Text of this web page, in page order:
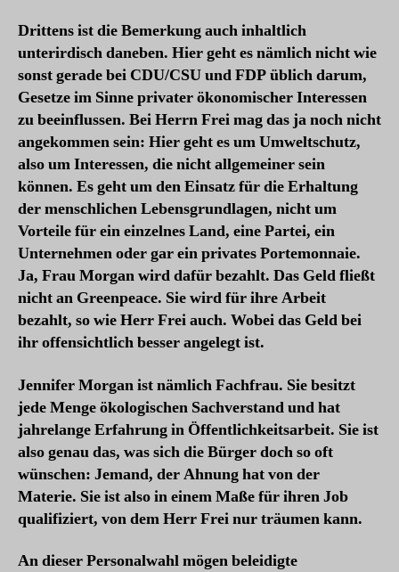
Drittens ist die Bemerkung auch inhaltlich
unterirdisch daneben. Hier geht es nämlich nicht wie
sonst gerade bei CDU/CSU und FDP üblich darum,
Gesetze im Sinne privater ökonomischer Interessen
zu beeinflussen. Bei Herrn Frei mag das ja noch nicht
angekommen sein: Hier geht es um Umweltschutz,
also um Interessen, die nicht allgemeiner sein
können. Es geht um den Einsatz für die Erhaltung
der menschlichen Lebensgrundlagen, nicht um
Vorteile für ein einzelnes Land, eine Partei, ein
Unternehmen oder gar ein privates Portemonnaie.
Ja, Frau Morgan wird dafür bezahlt. Das Geld fließt
nicht an Greenpeace. Sie wird für ihre Arbeit
bezahlt, so wie Herr Frei auch. Wobei das Geld bei
ihr offensichtlich besser angelegt ist.
Jennifer Morgan ist nämlich Fachfrau. Sie besitzt
jede Menge ökologischen Sachverstand und hat
jahrelange Erfahrung in Öffentlichkeitsarbeit. Sie ist
also genau das, was sich die Bürger doch so oft
wünschen: Jemand, der Ahnung hat von der
Materie. Sie ist also in einem Maße für ihren Job
qualifiziert, von dem Herr Frei nur träumen kann.
An dieser Personalwahl mögen beleidigte